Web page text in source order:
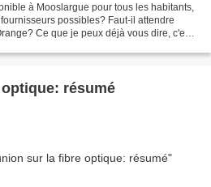
à Mooslargue pour tous les habitants,
possibles? Faut-il attendre
Ce que je peux déjà vous dire, c'est
résumé